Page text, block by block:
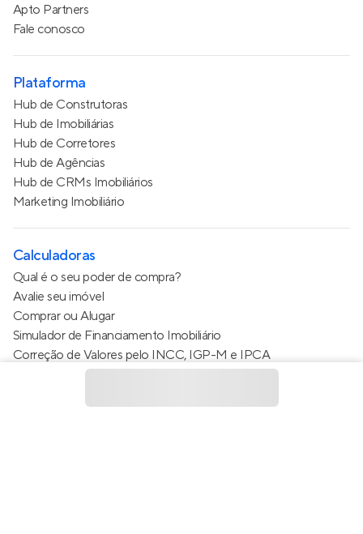
Apto Partners
Fale conosco
Plataforma
Hub de Construtoras
Hub de Imobiliárias
Hub de Corretores
Hub de Agências
Hub de CRMs Imobiliários
Marketing Imobiliário
Calculadoras
Qual é o seu poder de compra?
Avalie seu imóvel
Comprar ou Alugar
Simulador de Financiamento Imobiliário
Correção de Valores pelo INCC, IGP-M e IPCA
Estimativa de valor do condomínio